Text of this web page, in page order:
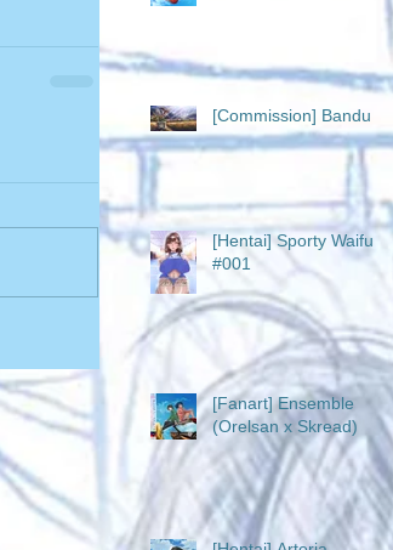
[Commission] Bandu
[Hentai] Sporty Waifu
#001
[Fanart] Ensemble
(Orelsan x Skread)